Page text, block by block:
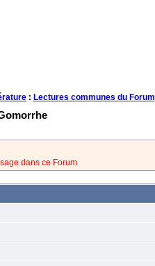
: Lectures communes du Forum
dans ce Forum